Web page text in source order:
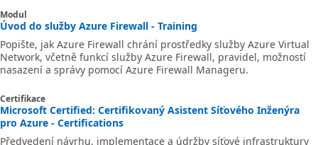
Modul
Úvod do služby Azure Firewall - Training
Popište, jak Azure Firewall chrání prostředky služby Azure Virtual
Network, včetně funkcí služby Azure Firewall, pravidel, možností
nasazení a správy pomocí Azure Firewall Manageru.
Certifikace
Microsoft Certified: Certifikovaný Asistent Síťového Inženýra
pro Azure - Certifications
Předvedení návrhu, implementace a údržby síťové infrastruktury